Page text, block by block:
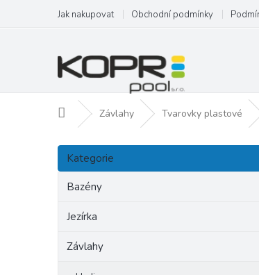
obsah
Jak nakupovat Obchodní podmínky
Domů Závlahy Tvarovky plastové
P
s
Přeskočit
kategorie
Kategorie
Bazény
Jezírka
Závlahy